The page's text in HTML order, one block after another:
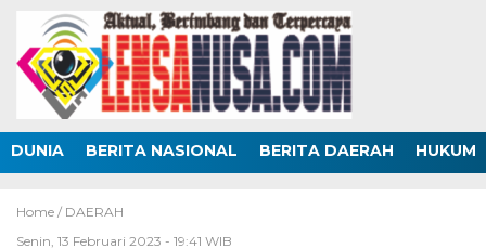
DUNIA BERITA NASIONAL BERITA DAERAH HUKUM
Home / DAERAH
Senin, 13 Februari 2023 - 19:41 WIB